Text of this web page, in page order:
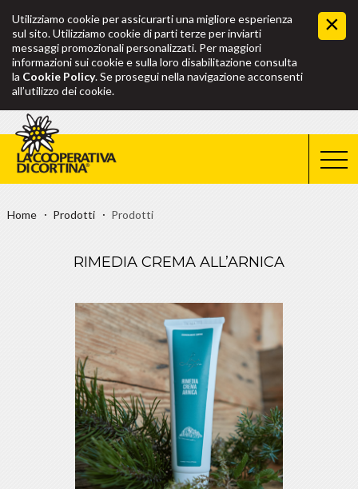
Utilizziamo cookie per assicurarti una migliore esperienza
sul sito. Utilizziamo cookie di parti terze per inviarti
messaggi promozionali personalizzati. Per maggiori
informazioni sui cookie e sulla loro disabilitazione consulta
la Cookie Policy. Se prosegui nella navigazione acconsenti
all’utilizzo dei cookie.
Home Prodotti Prodotti
RIMEDIA CREMA ALL’ARNICA